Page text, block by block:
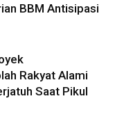
BBM Antisipasi
Rakyat Alami
Saat Pikul